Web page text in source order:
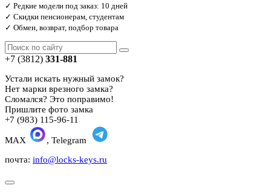
✓ Редкие модели под заказ: 10 дней
✓ Скидки пенсионерам, студентам
✓ Обмен, возврат, подбор товара
+7 (3812) 331-881
Устали искать нужный замок?
Нет марки врезного замка?
Сломался? Это поправимо!
Пришлите фото замка
+7 (983) 115-96-11
MAX
, Telegram
почта: info@locks-keys.ru